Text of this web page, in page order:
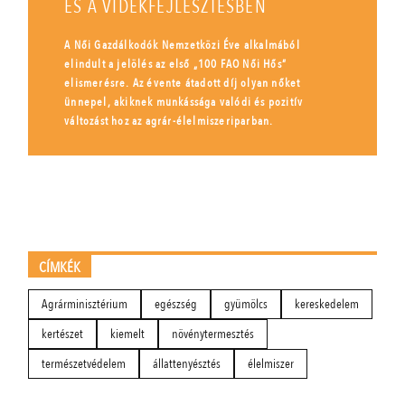
ÉS A VIDÉKFEJLESZTÉSBEN
A Női Gazdálkodók Nemzetközi Éve alkalmából
elindult a jelölés az első „100 FAO Női Hős”
elismerésre. Az évente átadott díj olyan nőket
ünnepel, akiknek munkássága valódi és pozitív
változást hoz az agrár-élelmiszeriparban.
CÍMKÉK
Agrárminisztérium egészség gyümölcs
kereskedelem
kertészet
kiemelt
növénytermesztés
természetvédelem
állattenyésztés élelmiszer